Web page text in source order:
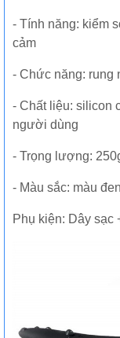
- Tính năng: kiểm
cảm
- Chức năng: rung
- Chất liệu: silicon
người dùng
- Trọng lượng:
- Màu sắc: màu đen
Phụ kiện: Dây sạc